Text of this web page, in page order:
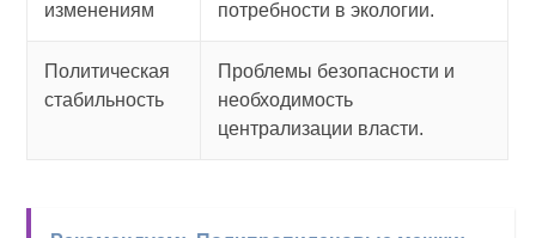
изменениям
потребности в экологии.
Политическая
стабильность
Проблемы безопасности и
необходимость
централизации власти.